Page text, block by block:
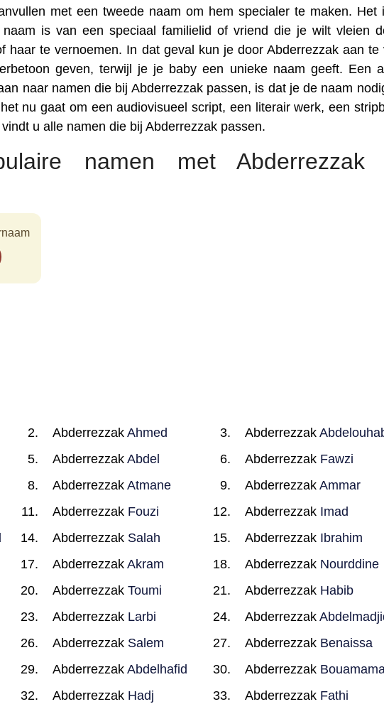
met een tweede naam om hem specialer te maken. Het
naam is van een speciaal familielid of vriend die je wilt vleien
haar te vernoemen. In dat geval kun je door Abderrezzak aan te
geven, terwijl je je baby een unieke naam geeft. Een
naar namen die bij Abderrezzak passen, is dat je de naam
nu gaat om een audiovisueel script, een literair werk, een
u alle namen die bij Abderrezzak passen.
namen met Abderrezzak
Abderrezzak Ahmed Abderrezzak
Abderrezzak Abdel Abderrezzak Fawzi
Abderrezzak Atmane AbderrezzakAmmar
Abderrezzak Fouzi Abderrezzak Imad
Abderrezzak Salah Abderrezzak Ibrahim
Abderrezzak Akram Abderrezzak Nourddine
Abderrezzak Toumi Abderrezzak Habib
Abderrezzak Larbi Abderrezzak
Abderrezzak Salem Abderrezzak Benaissa
Abderrezzak Abdelhafid Abderrezzak
Abderrezzak Hadj Abderrezzak Fathi